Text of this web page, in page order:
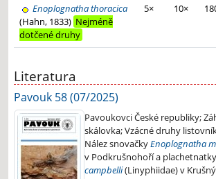
Enoplognatha thoracica
(Hahn, 1833) Nejméně
dotčené druhy
5× 10×
Literatura
Pavouk 58 (07/2025)
Pavoukovci České republiky;
skálovka; Vzácné druhy
Nález snovačkyEnoplognatha
v Podkrušnohoří a plachetnatky
campbelli(Linyphiidae) v